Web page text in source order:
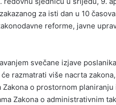
za isti dan u 10
reforme, javne
svečane izjave
razmatrati više nacrta
o prostornom
Zakona o administrativnim